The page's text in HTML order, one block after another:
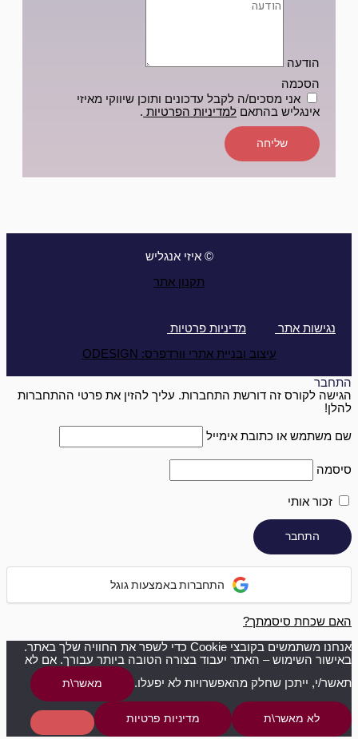
הודעה
הסכמה
אני מסכים/ה לקבל עדכונים ותוכן שיווקי מאיזי
אינגליש בהתאם למדיניות הפרטיות .
שליחה
© איזי אנגליש
תקנון אתר
נגישות אתר מדיניות פרטיות
עיצוב ובניית אתרי וורדפרס: ODESIGN
התחבר
הגישה לקורס זה דורשת התחברות. עליך להזין את פרטי ההתחברות
להלן!
שם משתמש או כתובת אימייל
סיסמה
זכור אותי
התחברות באמצעות גוגל
האם שכחת סיסמתך?
אנחנו משתמשים בקובצי Cookie כדי לשפר את החוויה שלך באתר.
באישור השימוש – האתר יעבוד בצורה הטובה ביותר עבורך. אם לא
תאשר/י, ייתכן שחלק מהאפשרויות לא יפעלו.
מאשר\ת
לא מאשר\ת מדיניות פרטיות